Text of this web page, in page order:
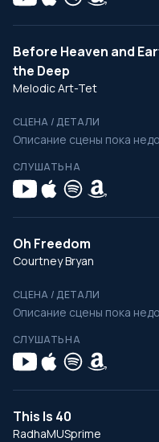
Before Heaven and
the Deep
Melodic Art-Tet
СЦЕНА / ДЕТАЛИ
Описание сцены пока
СЛУШАТЬ НА
Oh Freedom
Courtney Bryan
СЦЕНА / ДЕТАЛИ
Описание сцены пока
СЛУШАТЬ НА
This Is 40
RadhaMUSprime